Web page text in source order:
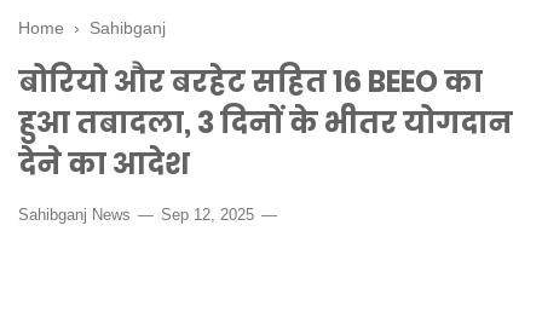
Home › Sahibganj
बोरियो और बरहेट सहित 16 BEEO का
हुआ तबादला, 3 दिनों के भीतर योगदान
देने का आदेश
Sahibganj News Sep 12, 2025